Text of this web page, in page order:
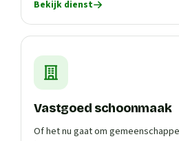
Bekijk dienst
Vastgoed schoonmaak
Of het nu gaat om